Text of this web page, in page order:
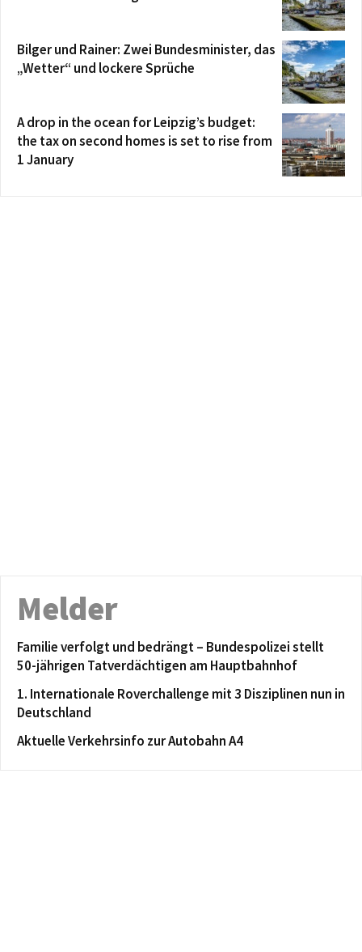
Bilger und Rainer: Zwei Bundesminister, das
„Wetter“ und lockere Sprüche
A drop in the ocean for Leipzig’s budget:
the tax on second homes is set to rise from
1 January
Melder
Familie verfolgt und bedrängt – Bundespolizei stellt
50-jährigen Tatverdächtigen am Hauptbahnhof
1. Internationale Roverchallenge mit 3 Disziplinen nun in
Deutschland
Aktuelle Verkehrsinfo zur Autobahn A4